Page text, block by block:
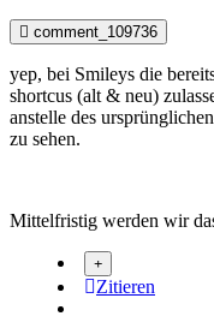
comment_109736
yep, bei Smileys die
shortcus (alt & neu)
anstelle des
zu sehen.
Mittelfristig werden wir
Zitieren